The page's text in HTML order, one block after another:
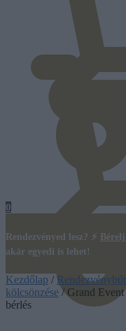
0
Rendezvényed lesz? ⚡
akár egyedi is lehet!
Kezdőlap /
kölcsönzése /Grand
bérlés